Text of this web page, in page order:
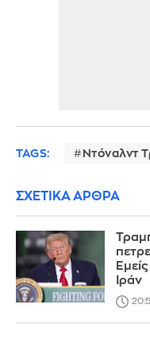
TAGS: Ντόναλντ
ΣΧΕΤΙΚΑ ΑΡΘΡΑ
Ιράν